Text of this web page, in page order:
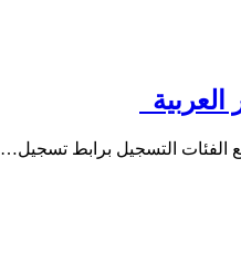
الفئات التسجيل برابط تسجيل…